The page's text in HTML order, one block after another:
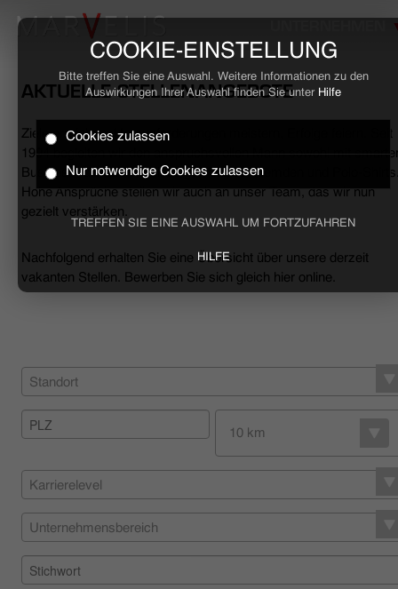
COOKIE-EINSTELLUNG
Bitte treffen Sie eine Auswahl. Weitere Informationen zu den
Auswirkungen Ihrer Auswahl finden Sie unter Hilfe
Cookies zulassen
Nur notwendige Cookies zulassen
TREFFEN SIE EINE AUSWAHL UM FORTZUFAHREN
HILFE
HOME
BUSINESS
UNTERNEHMEN
NACHHALTIGKEIT
HÄNDLERSUCHE
AKTUELLE STELLENANGEBOTE
Ziele erreichen, Herausforderungen meistern, Erfolge feiern. Seit
1994 begleiten wir den anspruchsvollen Mann sowohl mit
Business- als auch mit lässigen Casual-Hemden und Polo-
Hohe Ansprüche stellen wir auch an unser Team, das wir nun
gezielt verstärken.
Nachfolgend erhalten Sie eine Übersicht über unsere derzeit
vakanten Stellen. Bewerben Sie sich gleich hier online.
Standort
10 km
Karrierelevel
Unternehmensbereich